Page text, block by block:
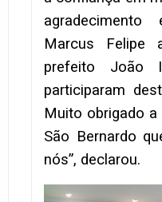
Marcus Felipe
prefeito
participaram
Muito obrigado
São Bernardo
nós”, declarou.